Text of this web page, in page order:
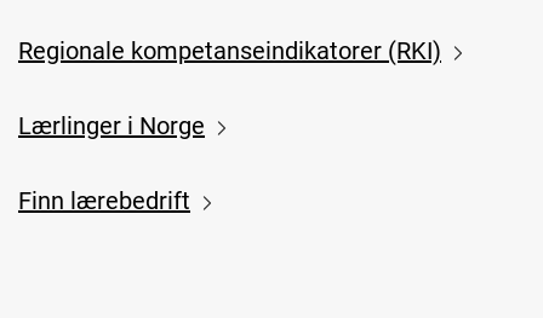
Regionale kompetanseindikatorer (RKI)
Lærlinger i Norge
Finn lærebedrift